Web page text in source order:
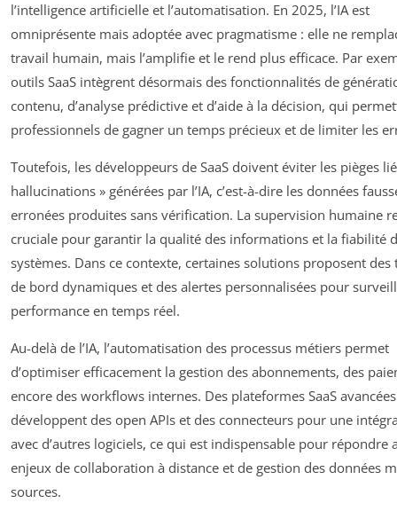
l’intelligence artificielle et l’automatisation. En 2025, l’IA est
omniprésente mais adoptée avec pragmatisme : elle ne
travail humain, mais l’amplifie et le rend plus efficace. Par
outils SaaS intègrent désormais des fonctionnalités de
contenu, d’analyse prédictive et d’aide à la décision, qui
professionnels de gagner un temps précieux et de limiter les
Toutefois, les développeurs de SaaS doivent éviter les pièges
hallucinations » générées par l’IA, c’est-à-dire les données
erronées produites sans vérification. La supervision humaine
cruciale pour garantir la qualité des informations et la fiabilité
systèmes. Dans ce contexte, certaines solutions proposent des
de bord dynamiques et des alertes personnalisées pour
performance en temps réel.
Au-delà de l’IA, l’automatisation des processus métiers permet
d’optimiser efficacement la gestion des abonnements, des
encore des workflows internes. Des plateformes SaaS avancées
développent des open APIs et des connecteurs pour une
avec d’autres logiciels, ce qui est indispensable pour répondre
enjeux de collaboration à distance et de gestion des données
sources.